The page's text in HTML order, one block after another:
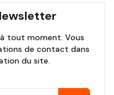
tout moment. Vous
de contact dans
du site.